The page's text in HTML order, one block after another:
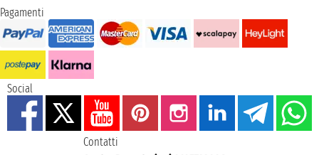
Pagamenti
Social
Contatti